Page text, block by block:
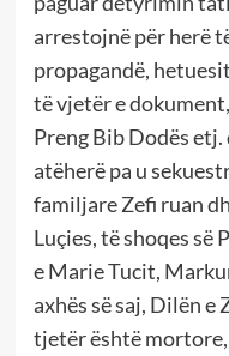
arrestojnë për herë
propagandë,
të vjetër e
Preng Bib Dodës
atëherë pa u
familjare Zefi ruan
Luçies, të shoqes së
e Marie Tucit,
axhës së saj, Dilën
tjetër është mortore,